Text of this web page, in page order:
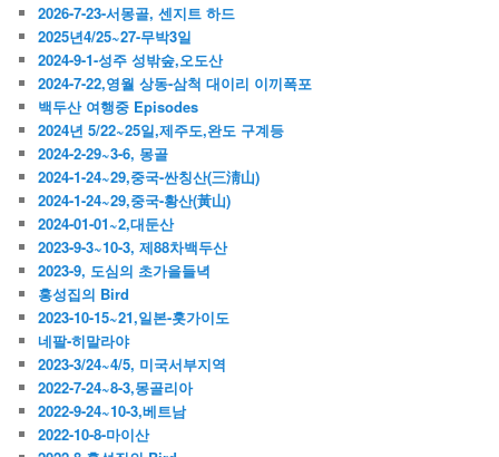
2026-7-23-서몽골, 센지트 하드
2025년4/25~27-무박3일
2024-9-1-성주 성밖숲,오도산
2024-7-22,영월 상동-삼척 대이리 이끼폭포
백두산 여행중 Episodes
2024년 5/22~25일,제주도,완도 구계등
2024-2-29~3-6, 몽골
2024-1-24~29,중국-싼칭산(三淸山)
2024-1-24~29,중국-황산(黃山)
2024-01-01~2,대둔산
2023-9-3~10-3, 제88차백두산
2023-9, 도심의 초가을들녁
홍성집의 Bird
2023-10-15~21,일본-홋가이도
네팔-히말라야
2023-3/24~4/5, 미국서부지역
2022-7-24~8-3,몽골리아
2022-9-24~10-3,베트남
2022-10-8-마이산